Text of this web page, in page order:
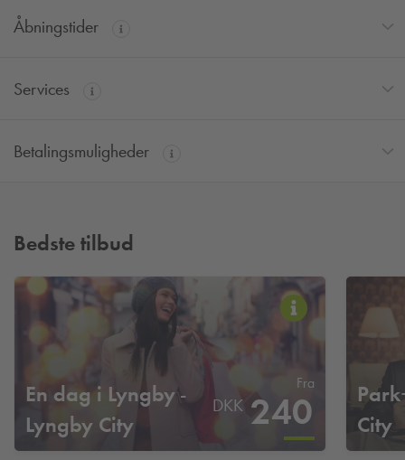
Åbningstider
Services
Betalingsmuligheder
Bedste tilbud
En dag i Lyngby -
Lyngby City
Fra
DKK 240
City